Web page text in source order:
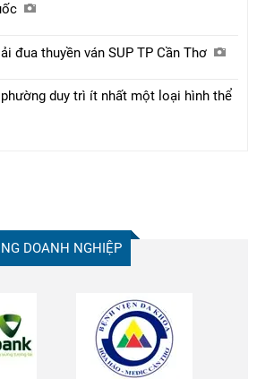
đua thuyền ván SUP TP Cần Thơ
phường duy trì ít nhất một loại hình thể
DOANH NGHIỆP